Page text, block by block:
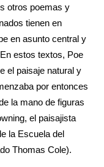
otros poemas y
tienen en
en asunto central y
estos textos, Poe
el paisaje natural y
por entonces
la mano de figuras
el paisajista
la Escuela del
Thomas Cole).